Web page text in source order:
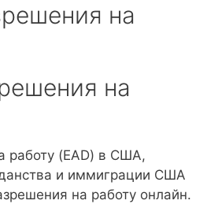
на
на
работу (EAD) в США,
и иммиграции США
на работу онлайн.